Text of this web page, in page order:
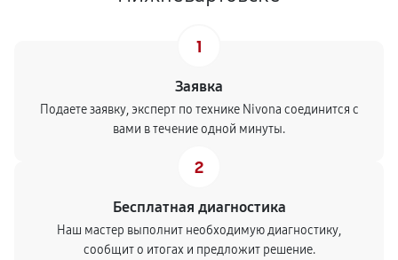
1
Заявка
Подаете заявку, эксперт по технике Nivona соединится с
вами в течение одной минуты.
2
Бесплатная диагностика
Наш мастер выполнит необходимую диагностику,
сообщит о итогах и предложит решение.